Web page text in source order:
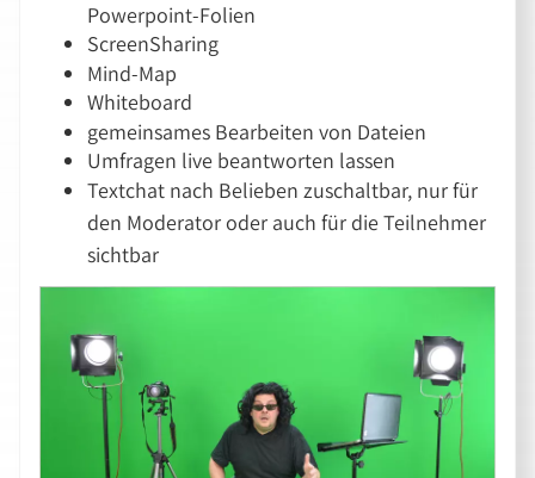
Powerpoint-Folien
ScreenSharing
Mind-Map
Whiteboard
gemeinsames Bearbeiten von Dateien
Umfragen live beantworten lassen
Textchat nach Belieben zuschaltbar, nur für
den Moderator oder auch für die Teilnehmer
sichtbar